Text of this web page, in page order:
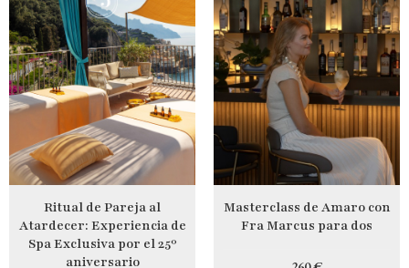
Ritual de Pareja al
Atardecer: Experiencia de
Spa Exclusiva por el 25º
aniversario
Masterclass de Amaro con
Fra Marcus para dos